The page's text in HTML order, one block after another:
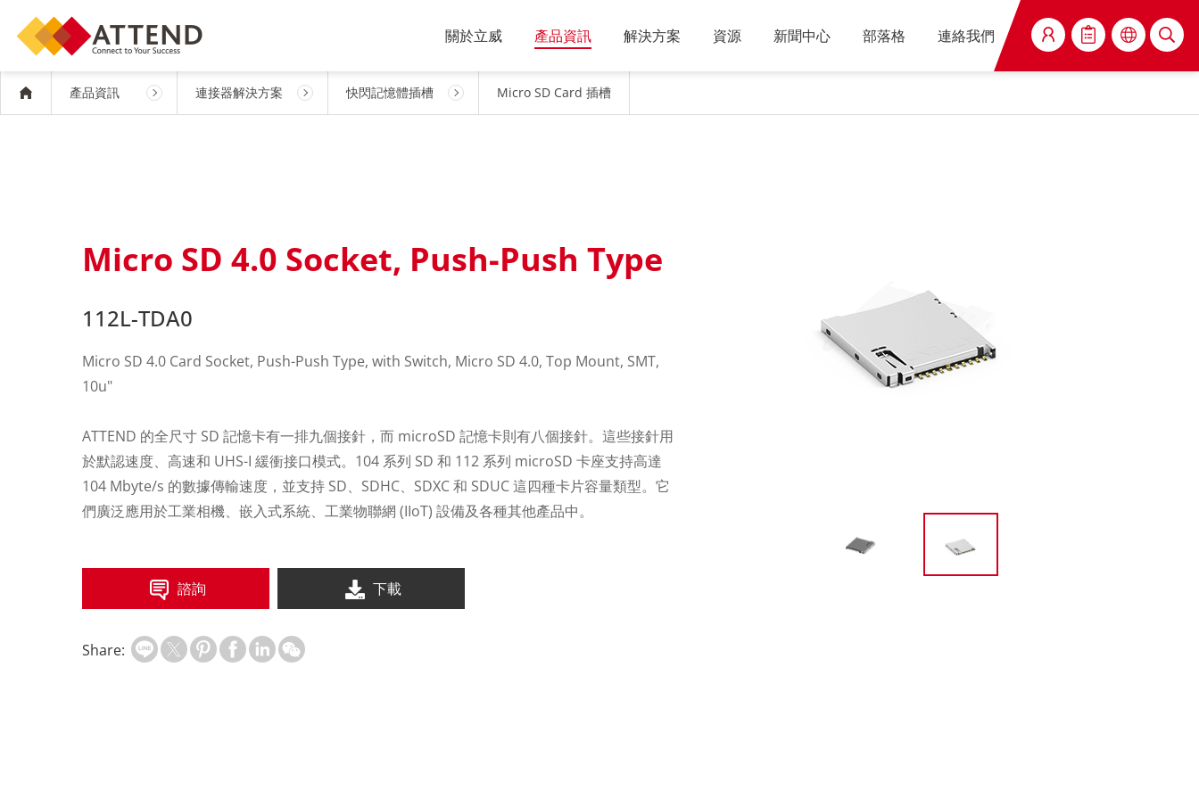
關於立威 產品資訊 解決方案 資源 新聞中心 部落格 連絡我們 搜尋
產品資訊 連接器解決方案 快閃記憶體插槽 Micro SD Card 插槽
Micro SD 4.0 Socket, Push-Push Type
112L-TDA0
Micro SD 4.0 Card Socket, Push-Push Type, with Switch, Micro SD 4.0, Top Mount, SMT,
10u"
ATTEND 的全尺寸 SD 記憶卡有一排九個接針，而 microSD 記憶卡則有八個接針。這些接針用
於默認速度、高速和 UHS-I 緩衝接口模式。104 系列 SD 和 112 系列 microSD 卡座支持高達
104 Mbyte/s 的數據傳輸速度，並支持 SD、SDHC、SDXC 和 SDUC 這四種卡片容量類型。它
們廣泛應用於工業相機、嵌入式系統、工業物聯網 (IIoT) 設備及各種其他產品中。
諮詢 下載
Share: